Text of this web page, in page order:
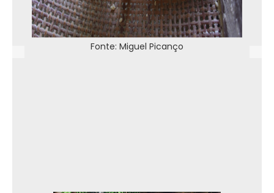
Fonte: Miguel Picanço